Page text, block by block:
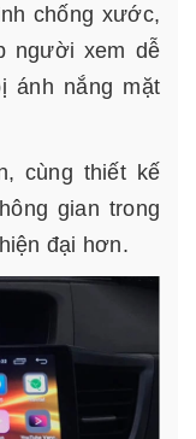
chống xước,
người xem dễ
ánh nắng mặt
cùng thiết kế
gian trong
đại hơn.